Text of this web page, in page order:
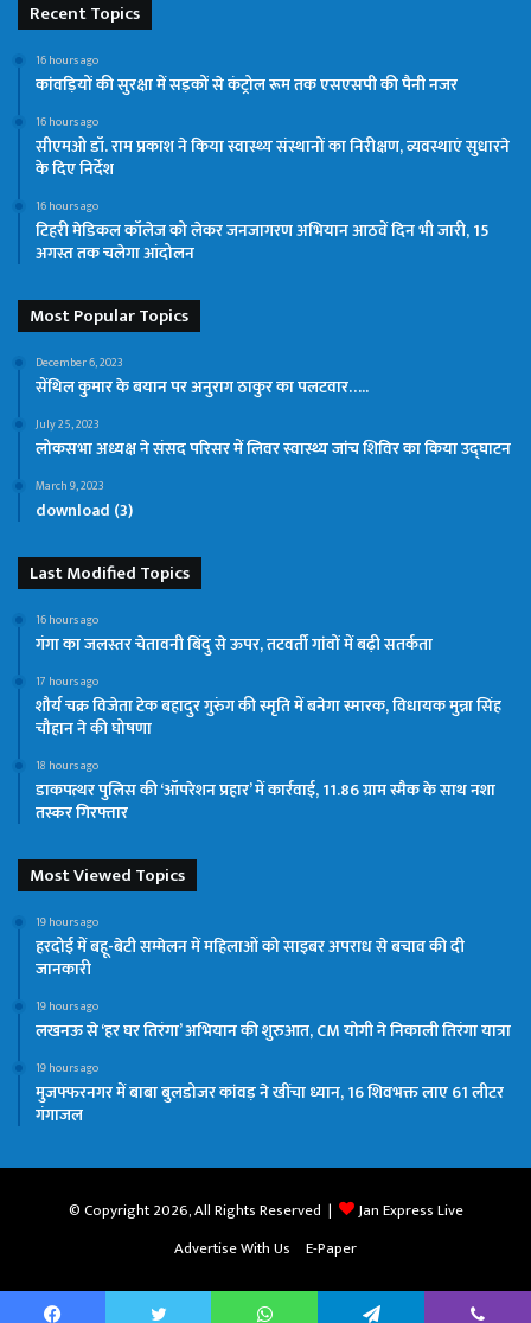
Recent Topics
16 hours ago
कांवड़ियों की सुरक्षा में सड़कों से कंट्रोल रूम तक एसएसपी की पैनी नजर
16 hours ago
सीएमओ डॉ. राम प्रकाश ने किया स्वास्थ्य संस्थानों का निरीक्षण, व्यवस्थाएं सुधारने
के दिए निर्देश
16 hours ago
टिहरी मेडिकल कॉलेज को लेकर जनजागरण अभियान आठवें दिन भी जारी, 15
अगस्त तक चलेगा आंदोलन
Most Popular Topics
December 6, 2023
सेंथिल कुमार के बयान पर अनुराग ठाकुर का पलटवार…..
July 25, 2023
लोकसभा अध्यक्ष ने संसद परिसर में लिवर स्वास्थ्य जांच शिविर का किया उद्घाटन
March 9, 2023
download (3)
Last Modified Topics
16 hours ago
गंगा का जलस्तर चेतावनी बिंदु से ऊपर, तटवर्ती गांवों में बढ़ी सतर्कता
17 hours ago
शौर्य चक्र विजेता टेक बहादुर गुरुंग की स्मृति में बनेगा स्मारक, विधायक मुन्ना सिंह
चौहान ने की घोषणा
18 hours ago
डाकपत्थर पुलिस की ‘ऑपरेशन प्रहार’ में कार्रवाई, 11.86 ग्राम स्मैक के साथ नशा
तस्कर गिरफ्तार
Most Viewed Topics
19 hours ago
हरदोई में बहू-बेटी सम्मेलन में महिलाओं को साइबर अपराध से बचाव की दी
जानकारी
19 hours ago
लखनऊ से ‘हर घर तिरंगा’ अभियान की शुरुआत, CM योगी ने निकाली तिरंगा यात्रा
19 hours ago
मुजफ्फरनगर में बाबा बुलडोजर कांवड़ ने खींचा ध्यान, 16 शिवभक्त लाए 61 लीटर
गंगाजल
© Copyright 2026, All Rights Reserved |
Jan Express Live
Advertise With Us
E-Paper